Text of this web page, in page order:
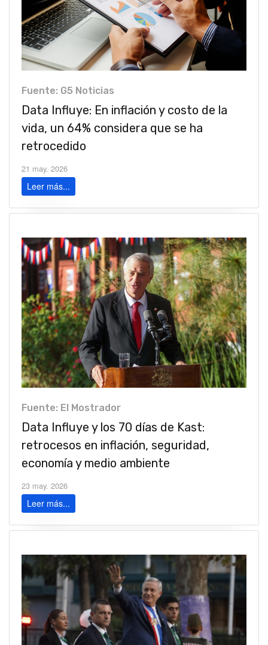
Fuente: G5 Noticias
Data Influye: En inflación y costo de la
vida, un 64% considera que se ha
retrocedido
21 may. 2026
Leer más...
Fuente: El Mostrador
Data Influye y los 70 días de Kast:
retrocesos en inflación, seguridad,
economía y medio ambiente
23 may. 2026
Leer más...